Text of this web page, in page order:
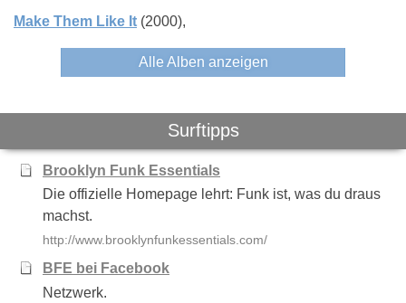
Make Them Like It (2000)
Alle Alben anzeigen
Surftipps
Brooklyn Funk Essentials
Die offizielle Homepage lehrt: Funk ist, was du draus
machst.
http://www.brooklynfunkessentials.com/
BFE bei Facebook
Netzwerk.